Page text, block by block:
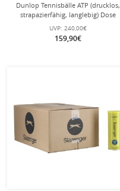
Dunlop Tennisbälle ATP (drucklos,
strapazierfähig, langlebig) Dose
24x3er im Karton
UVP: 240,00€
159,90€